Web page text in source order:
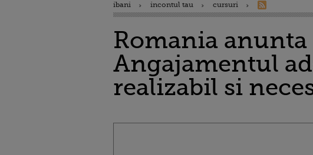
ibani incontul tau cursuri
Romania
Angajamentul
realizabil si